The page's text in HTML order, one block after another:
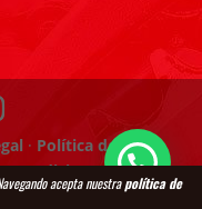
· Política de
·CondicionesWeb
& Solutions
acepta nuestrapolítica de